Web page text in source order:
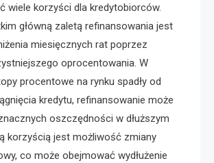
wiele korzyści dla kredytobiorców.
główną zaletą refinansowania jest
miesięcznych rat poprzez
oprocentowania. W
procentowe na rynku spadły od
kredytu, refinansowanie może
oszczędności w dłuższym
korzyścią jest możliwość zmiany
co może obejmować wydłużenie